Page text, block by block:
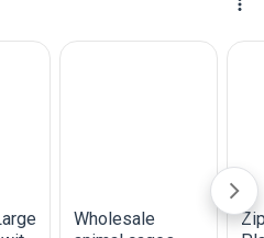
groen rood of blauw)
is op voorraad en direct af